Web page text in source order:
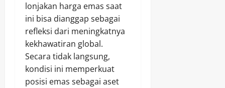
lonjakan harga emas saat
ini bisa dianggap sebagai
refleksi dari meningkatnya
kekhawatiran global.
Secara tidak langsung,
kondisi ini memperkuat
posisi emas sebagai aset